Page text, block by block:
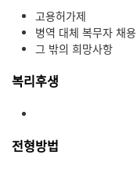
고용허가제
병역 대체 복무자 채용
그 밖의 희망사항
복리후생
전형방법